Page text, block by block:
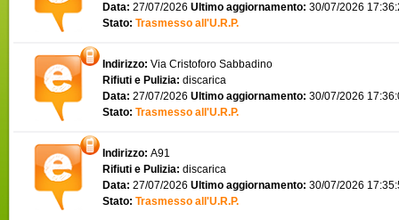
Data: 27/07/2026 Ultimo aggiornamento: 30/07/2026
Stato: Trasmesso all'U.R.P.
Indirizzo: Via Cristoforo Sabbadino
Rifiuti e Pulizia: discarica
Data: 27/07/2026 Ultimo aggiornamento: 30/07/2026
Stato: Trasmesso all'U.R.P.
Indirizzo: A91
Rifiuti e Pulizia: discarica
Data: 27/07/2026 Ultimo aggiornamento: 30/07/2026
Stato: Trasmesso all'U.R.P.